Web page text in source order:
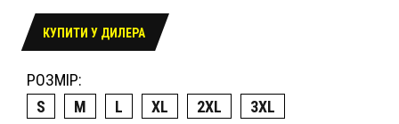
КУПИТИ У ДИЛЕРА
РОЗМІР:
S
M L XL 2XL 3XL